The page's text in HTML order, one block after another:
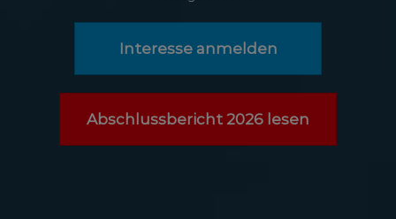
Interesse anmelden
Abschlussbericht 2026 lesen